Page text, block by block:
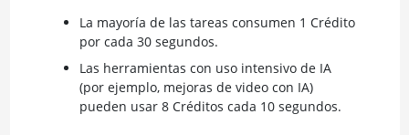
La mayoría de las tareas consumen 1 Crédito
por cada 30 segundos.
Las herramientas con uso intensivo de IA
(por ejemplo, mejoras de video con IA)
pueden usar 8 Créditos cada 10 segundos.